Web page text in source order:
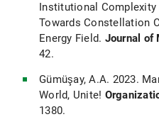
Institutional Complexity
Towards Constellation
Energy Field. Journal of
42.
Gümüşay, A.A. 2023.
World, Unite!
1380.